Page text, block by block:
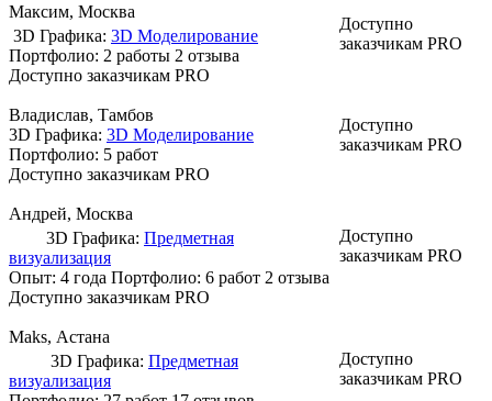
Максим, Москва
3D Графика: 3D Моделирование
Портфолио: 2 работы 2 отзыва
Доступно заказчикам PRO
Доступно
заказчикам PRO
Владислав, Тамбов
3D Графика: 3D Моделирование
Портфолио: 5 работ
Доступно заказчикам PRO
Доступно
заказчикам PRO
Андрей, Москва
3D Графика: Предметная
визуализация
Опыт: 4 года Портфолио: 6 работ 2 отзыва
Доступно заказчикам PRO
Доступно
заказчикам PRO
Maks, Астана
3D Графика: Предметная
визуализация
Доступно
заказчикам PRO